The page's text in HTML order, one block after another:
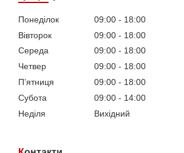
Понеділок 09:00
18:00
Вівторок
09:00
18:00
Середа
09:00
18:00
Четвер
09:00
18:00
Пʼятниця
09:00
18:00
Субота
09:00
14:00
Неділя
Вихідний